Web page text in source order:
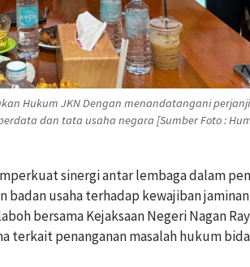
Hukum JKN Dengan menandatangani
dan tata usaha negara [Sumber Foto :
sinergi antar lembaga dalam
usaha terhadap kewajiban
bersama Kejaksaan Negeri Nagan
terkait penanganan masalah hukum